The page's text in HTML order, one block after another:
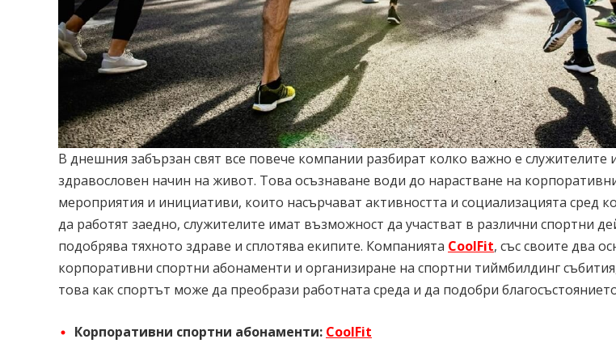
В днешния забързан свят все повече компании разбират колко важно е служителите
здравословен начин на живот. Това осъзнаване води до нарастване на
мероприятия и инициативи, които насърчават активността и социализацията сред
да работят заедно, служителите имат възможност да участват в различни спортни
подобрява тяхното здраве и сплотява екипите. Компанията CoolFit, със своите два
корпоративни спортни абонаменти и организиране на спортни тиймбилдинг
това как спортът може да преобрази работната среда и да подобри
Корпоративни спортни абонаменти: CoolFit